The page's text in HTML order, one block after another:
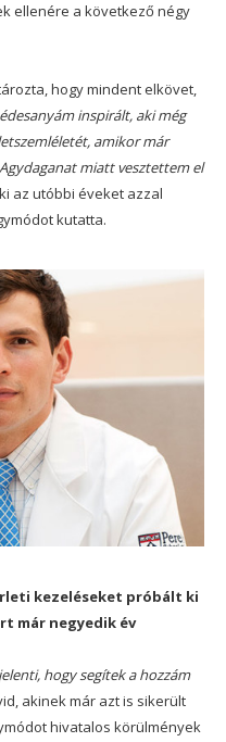
ellenére a következő négy
hogy mindent elkövet,
édesanyám inspirált, aki még
amikor már
miatt vesztettem el
az utóbbi éveket azzal
kutatta.
kezeléseket próbált ki
már negyedik év
hogy segítek a hozzám
akinek már azt is sikerült
hivatalos körülmények